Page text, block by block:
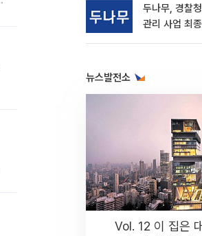
두나무, 경찰
관리 사업 최
뉴스발전소
Vol. 12 이 집은